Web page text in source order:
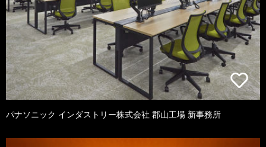
パナソニック インダストリー株式会社 郡山工場 新事務所